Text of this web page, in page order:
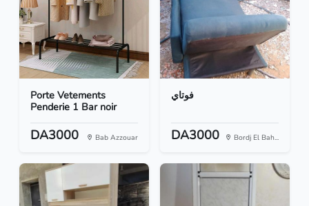
Porte Vetements
Penderie 1 Bar noir
DA3000 Bab Azzouar
فوتاي
DA3000 Bordj El Bah...